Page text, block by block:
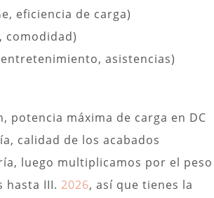
eficiencia de carga)
comodidad)
asistencias)
potencia máxima de carga en DC
calidad de los acabados
luego multiplicamos por el peso
hasta III. 2026, así que tienes la